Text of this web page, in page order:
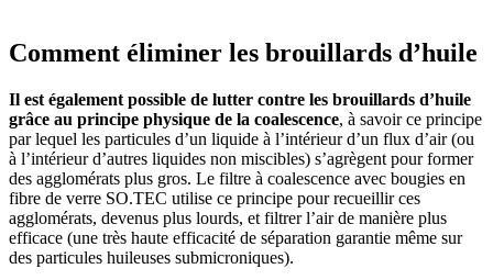
Comment éliminer les brouillards d’huile
Il est également possible de lutter contre les brouillards d’huile
grâce au principe physique de la coalescence, à savoir ce principe
par lequel les particules d’un liquide à l’intérieur d’un flux d’air (ou
à l’intérieur d’autres liquides non miscibles) s’agrègent pour former
des agglomérats plus gros. Le filtre à coalescence avec bougies en
fibre de verre SO.TEC utilise ce principe pour recueillir ces
agglomérats, devenus plus lourds, et filtrer l’air de manière plus
efficace (une très haute efficacité de séparation garantie même sur
des particules huileuses submicroniques).